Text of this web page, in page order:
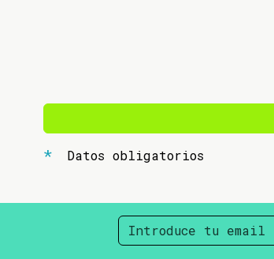
Datos obligatorios